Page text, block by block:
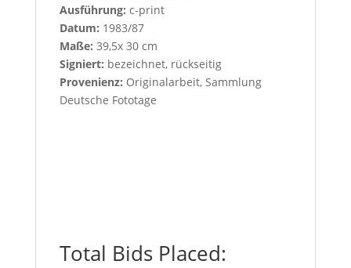
Ausführung: c-print
Datum: 1983/87
Maße: 39,5x 30 cm
Signiert: bezeichnet, rückseitig
Provenienz: Originalarbeit, Sammlung
Deutsche Fototage
Total Bids Placed: